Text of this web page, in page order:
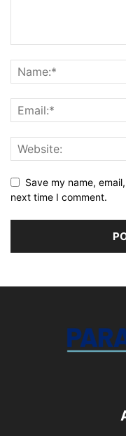
Save my name,
next time I comment.